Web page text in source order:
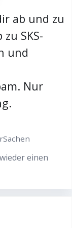
ab und zu
SKS-
und
Nur
einen